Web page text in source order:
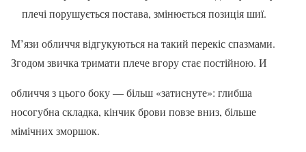
плечі порушується постава, змінюється позиція шиї.
М’язи обличчя відгукуються на такий перекіс спазмами.
Згодом звичка тримати плече вгору стає постійною. И
обличчя з цього боку — більш «затиснуте»: глибша
носогубна складка, кінчик брови повзе вниз, більше
мімічних зморшок.